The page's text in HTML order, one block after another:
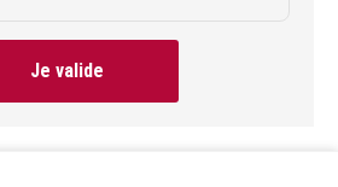
Je valide